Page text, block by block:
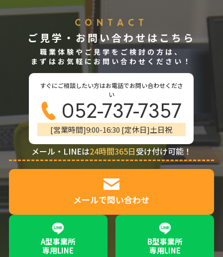
CONTACT
ご見学・お問い合わせはこちら
職業体験やご見学をご検討の方は、
まずはお気軽にお問い合わせください！
すぐにご相談したい方はお電話でお問い合わせくださ
い
052-737-7357
[営業時間]9:00-16:30 [定休日]土日祝
メール・LINEは24時間365日受け付け可能！
メールで問い合わせ
A型事業所
専用LINE
B型事業所
専用LINE